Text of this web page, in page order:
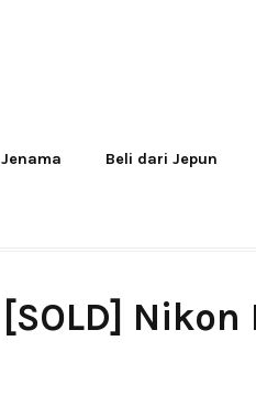
Jenama Beli dari Jepun
[SOLD]